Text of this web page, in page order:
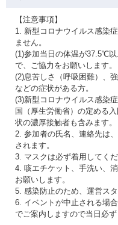
【注意事項】
1. 新型コロナウイルス感染
ません。
(1)参加当日の体温が37.5℃
で、ご協力をお願いします。
(2)息苦しさ（呼吸困難）、
などの症状がある方。
(3)新型コロナウイルス感染
国（厚生労働省）の定める
状の濃厚接触者も含みます。
2. 参加者の氏名、連絡先は
されます。
3. マスクは必ず着用してくだ
4. 咳エチケット、手洗い、
お願いします。
5. 感染防止のため、運営ス
6. イベントが中止される場
でご案内しますので当日必ず